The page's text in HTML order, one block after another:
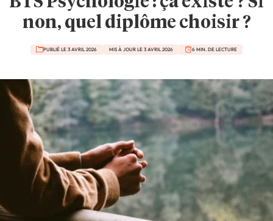
non, quel diplôme choisir ?
PUBLIÉ LE 3 AVRIL 2026 MIS À JOUR LE 3 AVRIL 2026 6 MIN. DE LECTURE